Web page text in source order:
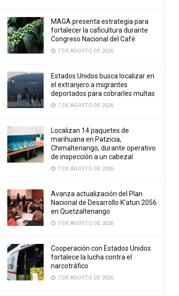
MAGA presenta estrategia para
fortalecer la caficultura durante
Congreso Nacional del Café
7 DE AGOSTO DE 2026
Estados Unidos busca localizar en
el extranjero a migrantes
deportados para cobrarles multas
7 DE AGOSTO DE 2026
Localizan 14 paquetes de
marihuana en Patzicia,
Chimaltenango, durante operativo
de inspección a un cabezal
7 DE AGOSTO DE 2026
Avanza actualización del Plan
Nacional de Desarrollo K’atun 2056
en Quetzaltenango
7 DE AGOSTO DE 2026
Cooperación con Estados Unidos
fortalece la lucha contra el
narcotráfico
7 DE AGOSTO DE 2026